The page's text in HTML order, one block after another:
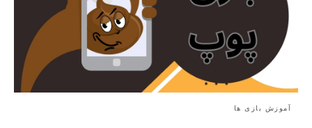
آموزش بازی ها